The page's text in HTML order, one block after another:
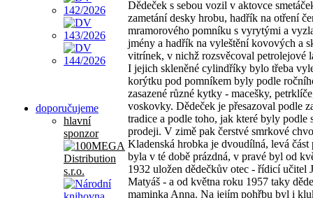
doporučujeme
hlavní
sponzor
Dědeček s sebou vozil v aktovce
zametání desky hrobu, hadřík na otření
mramorového pomníku s vyrytými a
jmény a hadřík na vyleštění kovových a
vitrínek, v nichž rozsvěcoval petrolejové
I jejich skleněné cylindříky bylo třeba
korýtku pod pomníkem byly podle
zasazené různé kytky - macešky,
voskovky. Dědeček je přesazoval podle
tradice a podle toho, jak které byly podle
prodeji. V zimě pak čerstvé smrkové
Kladenská hrobka je dvoudílná, levá část
byla v té době prázdná, v pravé byl od
1932 uložen dědečkův otec - řídicí učitel
Matyáš - a od května roku 1957 taky
maminka Anna. Na jejím pohřbu byl i